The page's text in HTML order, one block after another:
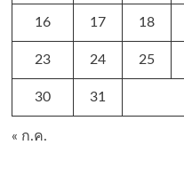
16 17 18
23 24 25
30 31
« ก.ค.